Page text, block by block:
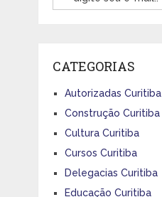
CATEGORIAS
Autorizadas Curitiba
Construção Curitiba
Cultura Curitiba
Cursos Curitiba
Delegacias Curitiba
Educação Curitiba